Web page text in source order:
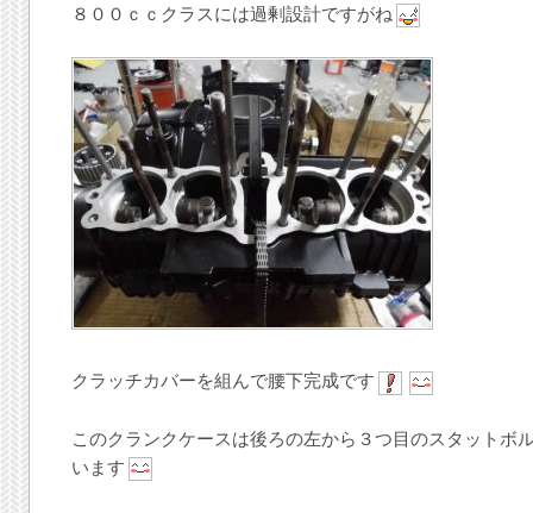
８００ｃｃクラスには過剰設計ですがね
クラッチカバーを組んで腰下完成です
このクランクケースは後ろの左から３つ目のスタットボ
います